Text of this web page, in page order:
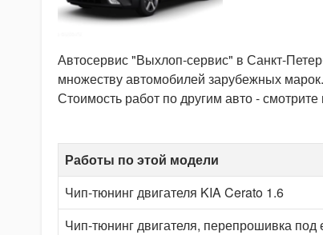
Автосервис "Выхлоп-сервис" в Санкт-
множеству автомобилей зарубежных
Стоимость работ по другим авто - смотрите
Работы по этой модели
Чип-тюнинг двигателя KIA Cerato 1.6
Чип-тюнинг двигателя, перепрошивка под